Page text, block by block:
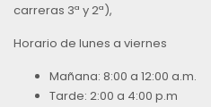
carreras 3ª y 2ª),
Horario de lunes a viernes
Mañana: 8:00 a 12:00 a.m.
Tarde: 2:00 a 4:00 p.m